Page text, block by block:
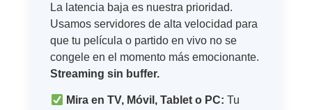
La latencia baja es nuestra prioridad.
Usamos servidores de alta velocidad para
que tu película o partido en vivo no se
congele en el momento más emocionante.
Streaming sin buffer.
Mira en TV, Móvil, Tablet o PC: Tu